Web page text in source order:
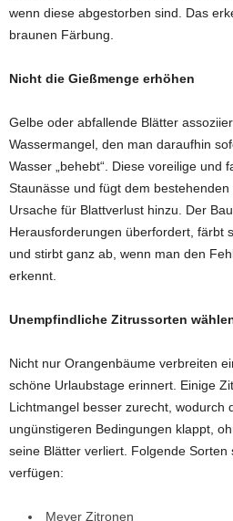
wenn diese abgestorben sind. Das
braunen Färbung.
Nicht die Gießmenge erhöhen
Gelbe oder abfallende Blätter
Wassermangel, den man daraufhin
Wasser „behebt“. Diese voreilige und
Staunässe und fügt dem
Ursache für Blattverlust hinzu. Der
Herausforderungen überfordert, färbt
und stirbt ganz ab, wenn man den
erkennt.
Unempfindliche Zitrussorten
Nicht nur Orangenbäume verbreiten
schöne Urlaubstage erinnert. Einige
Lichtmangel besser zurecht, wodurch
ungünstigeren Bedingungen klappt,
seine Blätter verliert. Folgende Sorten
verfügen:
Meyer Zitronen